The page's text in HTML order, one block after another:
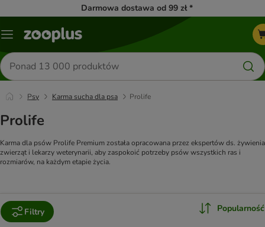
Darmowa dostawa od 99 zł *
Menu
Szukaj
produktów
Psy Karma sucha dla psa Prolife
Prolife
Karma dla psów Prolife Premium została opracowana przez ekspertów ds. żywienia
zwierząt i lekarzy weterynarii, aby zaspokoić potrzeby psów wszystkich ras i
rozmiarów, na każdym etapie życia.
Filtry Popularność